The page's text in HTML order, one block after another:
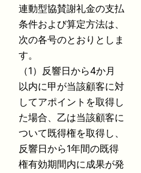
連動型協賛謝礼金の支払
条件および算定方法は、
次の各号のとおりとしま
す。
（1）反響日から4か月
以内に甲が当該顧客に対
してアポイントを取得し
た場合、乙は当該顧客に
ついて既得権を取得し、
反響日から1年間の既得
権有効期間内に成果が発